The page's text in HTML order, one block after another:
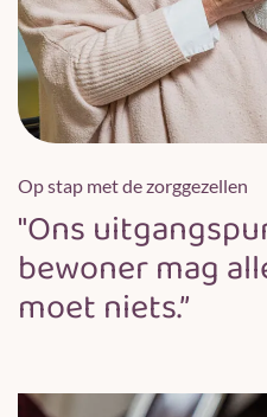
"Ons
bewoner mag
moet niets.”
Op stap met de zorggezellen